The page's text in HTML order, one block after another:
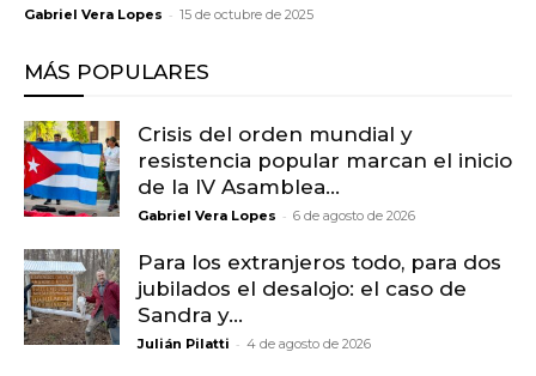
Gabriel Vera Lopes - 15 de octubre de 2025
MÁS POPULARES
Crisis del orden mundial y
resistencia popular marcan el inicio
de la IV Asamblea...
Gabriel Vera Lopes - 6 de agosto de 2026
Para los extranjeros todo, para dos
jubilados el desalojo: el caso de
Sandra y...
Julián Pilatti - 4 de agosto de 2026